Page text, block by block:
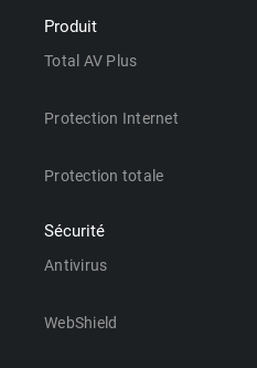
Produit
Total AV Plus
Protection Internet
Protection totale
Sécurité
Antivirus
WebShield